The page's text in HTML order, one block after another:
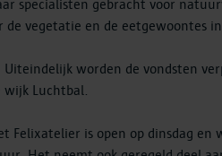
specialisten gebracht voor
de vegetatie en de eetgewoontes
Uiteindelijk worden de vondsten
wijk Luchtbal.
Felixatelier is open op dinsdag en